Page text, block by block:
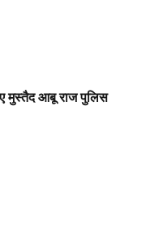
मुस्तैद आबू राज पुलिस